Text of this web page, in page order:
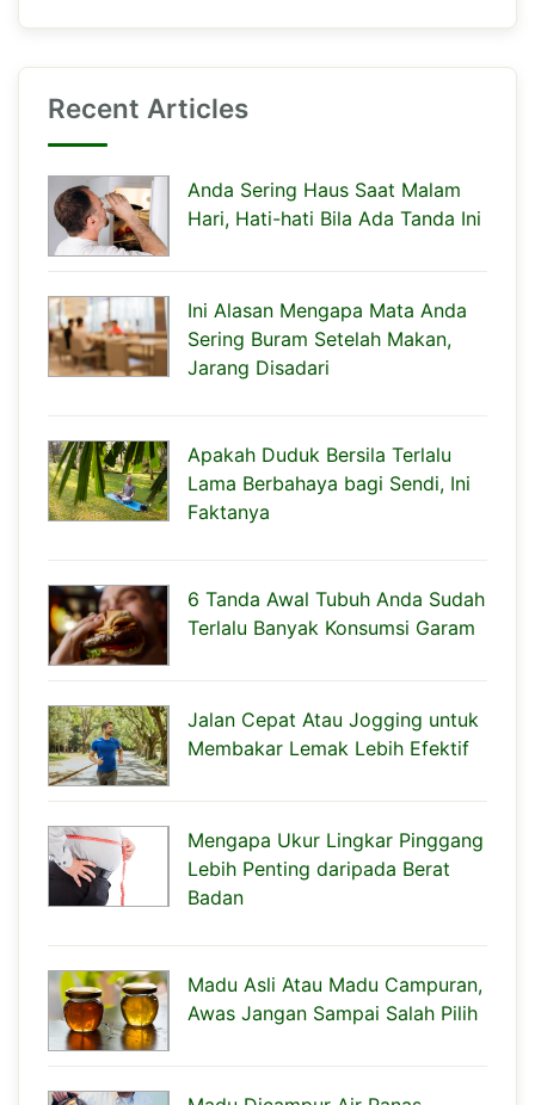
Recent Articles
Anda Sering Haus Saat Malam
Hari, Hati-hati Bila Ada Tanda Ini
Ini Alasan Mengapa Mata Anda
Sering Buram Setelah Makan,
Jarang Disadari
Apakah Duduk Bersila Terlalu
Lama Berbahaya bagi Sendi, Ini
Faktanya
6 Tanda Awal Tubuh Anda Sudah
Terlalu Banyak Konsumsi Garam
Jalan Cepat Atau Jogging untuk
Membakar Lemak Lebih Efektif
Mengapa Ukur Lingkar Pinggang
Lebih Penting daripada Berat
Badan
Madu Asli Atau Madu Campuran,
Awas Jangan Sampai Salah Pilih